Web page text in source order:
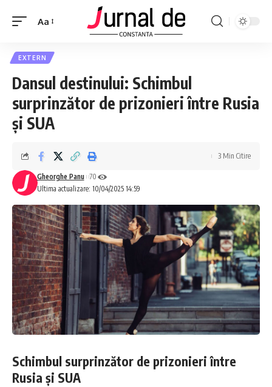
Aa
EXTERN
Dansul destinului: Schimbul
surprinzător de prizonieri între Rusia
și SUA
Ultima actualizare: 10/04/2025 14:59
Gheorghe Panu 70
3 Min Citire
Schimbul surprinzător de prizonieri între
Rusia și SUA